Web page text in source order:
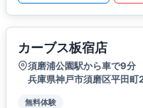
カーブス板宿店
須磨浦公園駅から車で9分
兵庫県神戸市須磨区平田
無料体験